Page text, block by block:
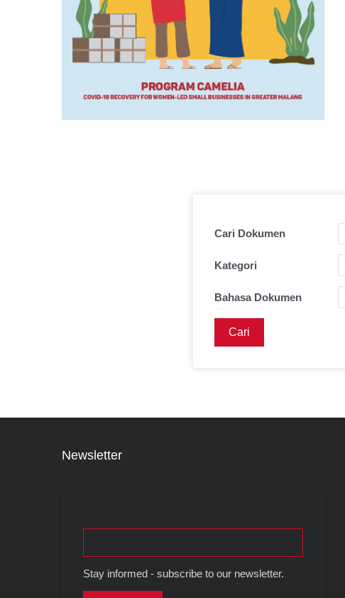
Cari Dokumen
Kategori
Bahasa Dokumen
Newsletter
Stay informed - subscribe to our newsletter.